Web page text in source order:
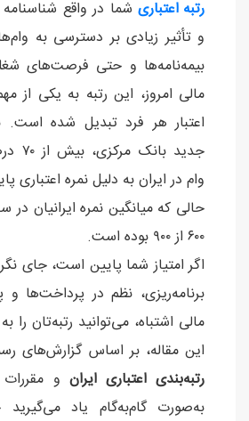
رتبه اعتباری شما در واقع
و تأثیر زیادی بر دسترسی به
بیمه‌نامه‌ها و حتی فرصت‌های
مالی امروز، این رتبه به یکی
اعتبار هر فرد تبدیل شده است.
وام در ایران به دلیل نمره اعتباری
۶۰۰ از ۹۰۰ بوده است.
اگر امتیاز شما پایین است، جای
برنامه‌ریزی، نظم در پرداخت‌ها و
مالی اشتباه، می‌توانید رتبه‌تان را
این مقاله، بر اساس گزارش‌های
رتبه‌بندی اعتباری ایران
به‌صورت گام‌به‌گام یاد می‌گیرید